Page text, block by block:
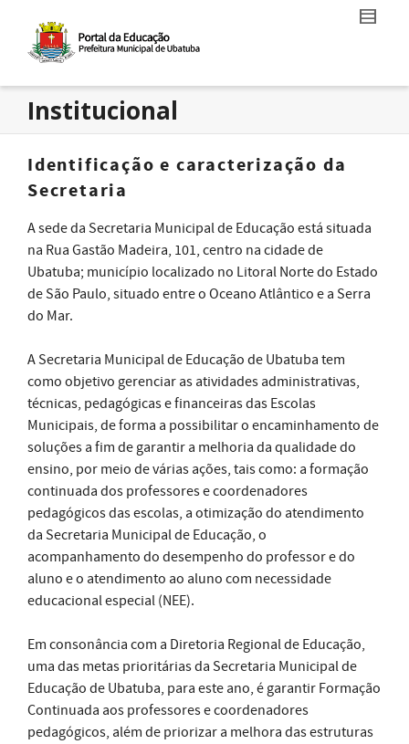
Institucional
Identificação e caracterização da
Secretaria
A sede da Secretaria Municipal de Educação está situada
na Rua Gastão Madeira, 101, centro na cidade de
Ubatuba; município localizado no Litoral Norte do Estado
de São Paulo, situado entre o Oceano Atlântico e a Serra
do Mar.
A Secretaria Municipal de Educação de Ubatuba tem
como objetivo gerenciar as atividades administrativas,
técnicas, pedagógicas e financeiras das Escolas
Municipais, de forma a possibilitar o encaminhamento de
soluções a fim de garantir a melhoria da qualidade do
ensino, por meio de várias ações, tais como: a formação
continuada dos professores e coordenadores
pedagógicos das escolas, a otimização do atendimento
da Secretaria Municipal de Educação, o
acompanhamento do desempenho do professor e do
aluno e o atendimento ao aluno com necessidade
educacional especial (NEE).
Em consonância com a Diretoria Regional de Educação,
uma das metas prioritárias da Secretaria Municipal de
Educação de Ubatuba, para este ano, é garantir Formação
Continuada aos professores e coordenadores
pedagógicos, além de priorizar a melhora das estruturas